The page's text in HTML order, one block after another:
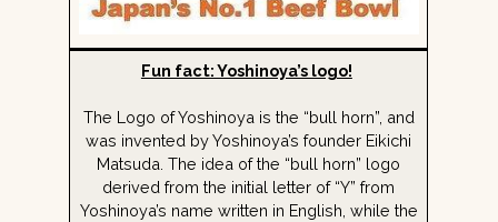
Fun fact: Yoshinoya’s logo!
The Logo of Yoshinoya is the “bull horn”, and
was invented by Yoshinoya’s founder Eikichi
Matsuda. The idea of the “bull horn” logo
derived from the initial letter of “Y” from
Yoshinoya’s name written in English, while the